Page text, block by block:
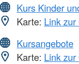
Kurs Kinder
Karte: Link
Kursangebote
Karte: Link